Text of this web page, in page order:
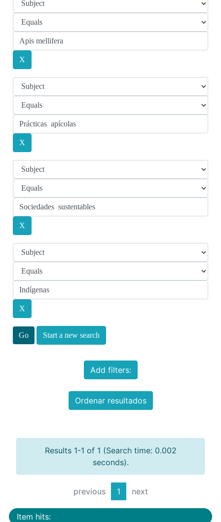
Start a new search
Add filters:
Ordenar resultados
Results 1-1 of 1 (Search time: 0.002
seconds).
previous 1 next
Item hits: